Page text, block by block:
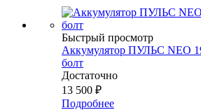
Быстрый просмотр
Аккумулятор ПУЛЬС NEO
болт
Достаточно
13 500 ₽
Подробнее